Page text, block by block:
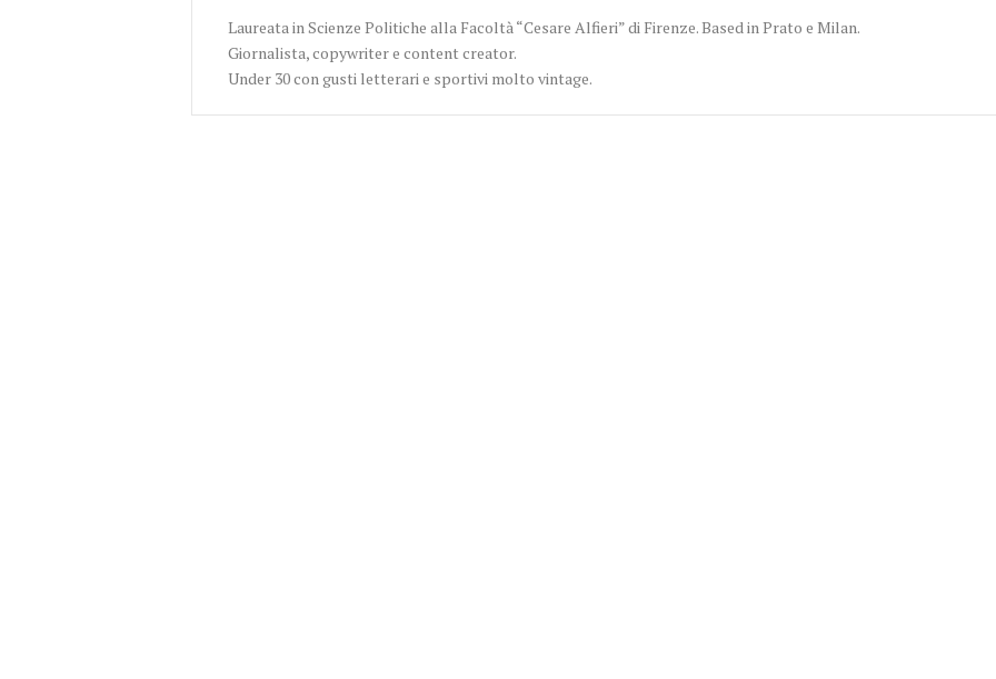
Laureata in Scienze Politiche alla Facoltà “Cesare Alfieri” di Firenze. Based in Prato e Milan.
Giornalista, copywriter e content creator.
Under 30 con gusti letterari e sportivi molto vintage.